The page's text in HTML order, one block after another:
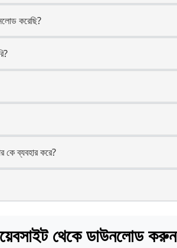
করেছি?
ব্যবহার করে?
থেকে ডাউনলোড করুন